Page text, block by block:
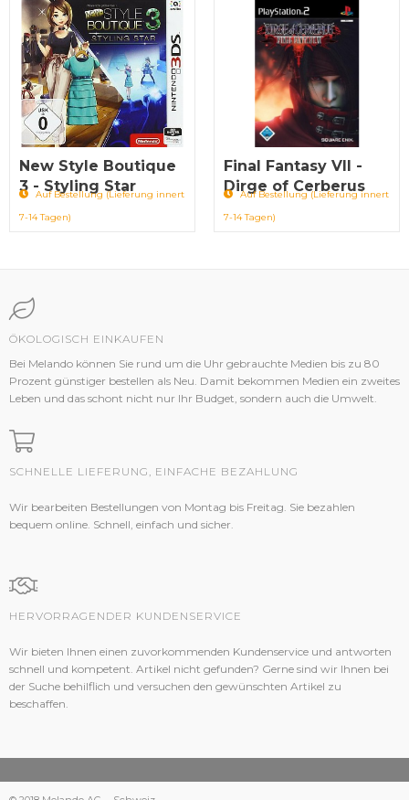
New Style Boutique
3 - Styling Star
Auf Bestellung (Lieferung innert
7-14 Tagen)
Final Fantasy VII -
Dirge of Cerberus
Auf Bestellung (Lieferung innert
7-14 Tagen)
ÖKOLOGISCH EINKAUFEN
Bei Melando können Sie rund um die Uhr gebrauchte Medien bis zu 80
Prozent günstiger bestellen als Neu. Damit bekommen Medien ein zweites
Leben und das schont nicht nur Ihr Budget, sondern auch die Umwelt.
SCHNELLE LIEFERUNG, EINFACHE BEZAHLUNG
Wir bearbeiten Bestellungen von Montag bis Freitag. Sie bezahlen
bequem online. Schnell, einfach und sicher.
HERVORRAGENDER KUNDENSERVICE
Wir bieten Ihnen einen zuvorkommenden Kundenservice und antworten
schnell und kompetent. Artikel nicht gefunden? Gerne sind wir Ihnen bei
der Suche behilflich und versuchen den gewünschten Artikel zu
beschaffen.